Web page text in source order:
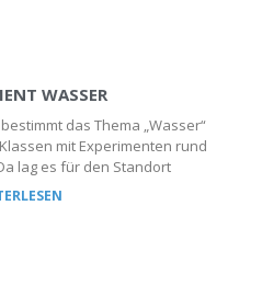
WASSER
das Thema „Wasser“
mit Experimenten rund
lag es für den Standort